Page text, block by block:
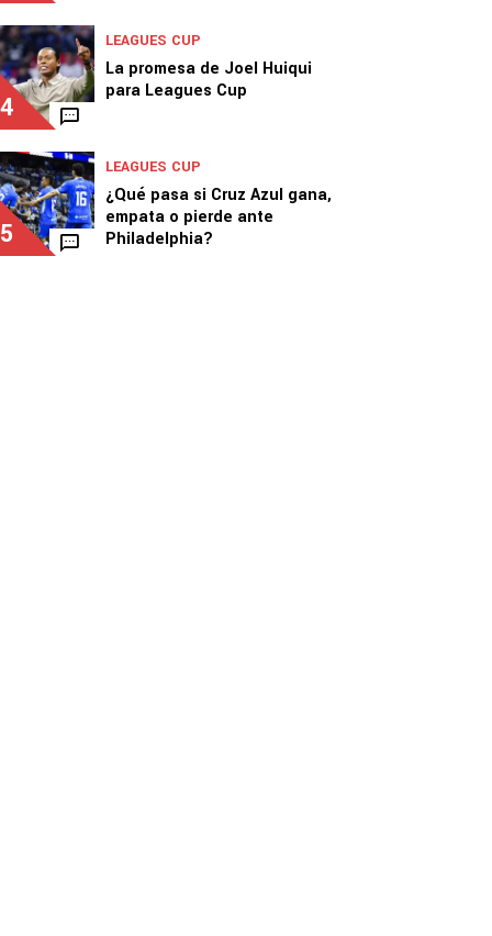
4
LEAGUES CUP
La promesa de Joel Huiqui
para Leagues Cup
5
LEAGUES CUP
¿Qué pasa si Cruz Azul gana,
empata o pierde ante
Philadelphia?